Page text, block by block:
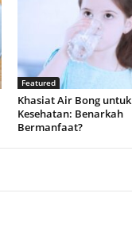
Featured
Khasiat Air Bong untuk
Kesehatan: Benarkah
Bermanfaat?